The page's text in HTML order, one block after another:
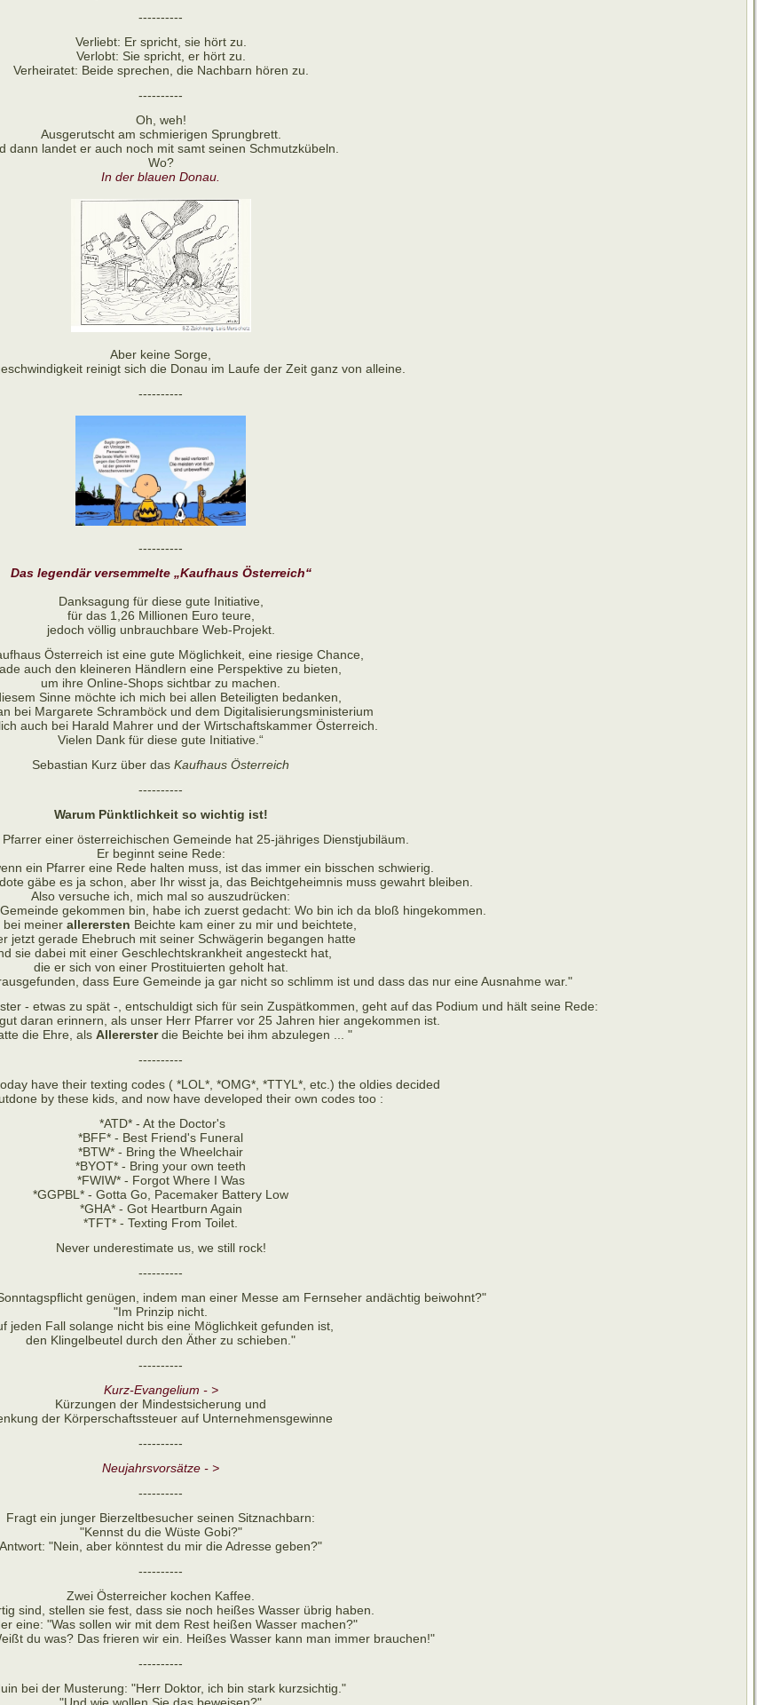
----------
Verliebt: Er spricht, sie hört zu.
Verlobt: Sie spricht, er hört zu.
Verheiratet: Beide sprechen, die Nachbarn hören zu.
----------
Oh, weh!
Ausgerutscht am schmierigen Sprungbrett.
dann landet er auch noch mit samt seinen Schmutzkübeln.
Wo?
In der blauen Donau.
Aber keine Sorge,
reinigt sich die Donau im Laufe der Zeit ganz von alleine.
----------
----------
Das legendär versemmelte „Kaufhaus Österreich“
Danksagung für diese gute Initiative,
für das 1,26 Millionen Euro teure,
jedoch völlig unbrauchbare Web-Projekt.
Österreich ist eine gute Möglichkeit, eine riesige Chance,
auch den kleineren Händlern eine Perspektive zu bieten,
um ihre Online-Shops sichtbar zu machen.
Sinne möchte ich mich bei allen Beteiligten bedanken,
bei Margarete Schramböck und dem Digitalisierungsministerium
auch bei Harald Mahrer und der Wirtschaftskammer Österreich.
Vielen Dank für diese gute Initiative.“
Sebastian Kurz über das Kaufhaus Österreich
----------
Warum Pünktlichkeit so wichtig ist!
einer österreichischen Gemeinde hat 25-jähriges Dienstjubiläum.
Er beginnt seine Rede:
ein Pfarrer eine Rede halten muss, ist das immer ein bisschen schwierig.
gäbe es ja schon, aber Ihr wisst ja, das Beichtgeheimnis muss gewahrt bleiben.
Also versuche ich, mich mal so auszudrücken:
gekommen bin, habe ich zuerst gedacht: Wo bin ich da bloß hingekommen.
bei meiner allerersten Beichte kam einer zu mir und beichtete,
jetzt gerade Ehebruch mit seiner Schwägerin begangen hatte
sie dabei mit einer Geschlechtskrankheit angesteckt hat,
die er sich von einer Prostituierten geholt hat.
dass Eure Gemeinde ja gar nicht so schlimm ist und dass das nur eine Ausnahme war."
- etwas zu spät -, entschuldigt sich für sein Zuspätkommen, geht auf das Podium und hält seine Rede:
daran erinnern, als unser Herr Pfarrer vor 25 Jahren hier angekommen ist.
die Ehre, als Allerersterdie Beichte bei ihm abzulegen ... "
----------
have their texting codes ( *LOL*, *OMG*, *TTYL*, etc.) the oldies decided
by these kids, and now have developed their own codes too :
*ATD* - At the Doctor's
*BFF* - Best Friend's Funeral
*BTW* - Bring the Wheelchair
*BYOT* - Bring your own teeth
*FWIW* - Forgot Where I Was
*GGPBL* - Gotta Go, Pacemaker Battery Low
*GHA* - Got Heartburn Again
*TFT* - Texting From Toilet.
Never underestimate us, we still rock!
----------
genügen, indem man einer Messe am Fernseher andächtig beiwohnt?"
"Im Prinzip nicht.
jeden Fall solange nicht bis eine Möglichkeit gefunden ist,
den Klingelbeutel durch den Äther zu schieben."
----------
Kurz-Evangelium - >
Kürzungen der Mindestsicherung und
der Körperschaftssteuer auf Unternehmensgewinne
----------
Neujahrsvorsätze - >
----------
Fragt ein junger Bierzeltbesucher seinen Sitznachbarn:
"Kennst du die Wüste Gobi?"
Antwort: "Nein, aber könntest du mir die Adresse geben?"
----------
Zwei Österreicher kochen Kaffee.
sind, stellen sie fest, dass sie noch heißes Wasser übrig haben.
eine: "Was sollen wir mit dem Rest heißen Wasser machen?"
du was? Das frieren wir ein. Heißes Wasser kann man immer brauchen!"
----------
bei der Musterung: "Herr Doktor, ich bin stark kurzsichtig."